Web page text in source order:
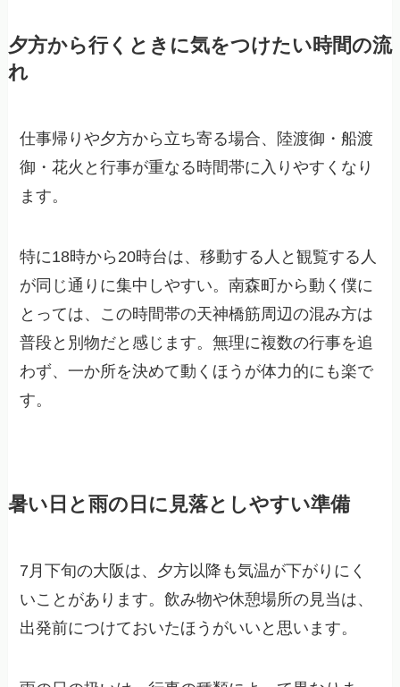
夕方から行くときに気をつけたい時間の流
れ
仕事帰りや夕方から立ち寄る場合、陸渡御・船渡
御・花火と行事が重なる時間帯に入りやすくなり
ます。
特に18時から20時台は、移動する人と観覧する人
が同じ通りに集中しやすい。南森町から動く僕に
とっては、この時間帯の天神橋筋周辺の混み方は
普段と別物だと感じます。無理に複数の行事を追
わず、一か所を決めて動くほうが体力的にも楽で
す。
暑い日と雨の日に見落としやすい準備
7月下旬の大阪は、夕方以降も気温が下がりにく
いことがあります。飲み物や休憩場所の見当は、
出発前につけておいたほうがいいと思います。